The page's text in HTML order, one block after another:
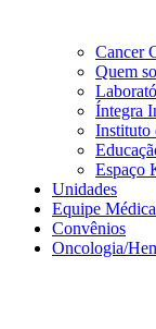
Cancer
Quem
Íntegra
Instituto
Espaço
Unidades
Equipe Médica
Convênios
Oncologia/